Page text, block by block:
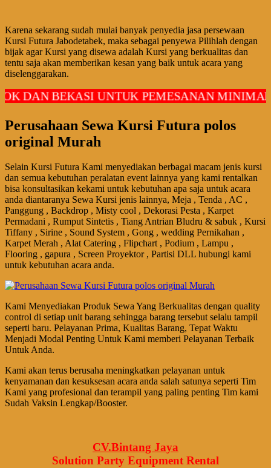
Karena sekarang sudah mulai banyak penyedia jasa persewaan
Kursi Futura Jabodetabek, maka sebagai penyewa Pilihlah dengan
bijak agar Kursi yang disewa adalah Kursi yang berkualitas dan
tentu saja akan memberikan kesan yang baik untuk acara yang
diselenggarakan.
UNTUK PEMESANAN MINIMAL
Perusahaan Sewa Kursi Futura polos
original Murah
Selain Kursi Futura Kami menyediakan berbagai macam jenis kursi
dan semua kebutuhan peralatan event lainnya yang kami rentalkan
bisa konsultasikan kekami untuk kebutuhan apa saja untuk acara
anda diantaranya Sewa Kursi jenis lainnya, Meja , Tenda , AC ,
Panggung , Backdrop , Misty cool , Dekorasi Pesta , Karpet
Permadani , Rumput Sintetis , Tiang Antrian Bludru & sabuk , Kursi
Tiffany , Sirine , Sound System , Gong , wedding Pernikahan ,
Karpet Merah , Alat Catering , Flipchart , Podium , Lampu ,
Flooring , gapura , Screen Proyektor , Partisi DLL hubungi kami
untuk kebutuhan acara anda.
Kami Menyediakan Produk Sewa Yang Berkualitas dengan quality
control di setiap unit barang sehingga barang tersebut selalu tampil
seperti baru. Pelayanan Prima, Kualitas Barang, Tepat Waktu
Menjadi Modal Penting Untuk Kami memberi Pelayanan Terbaik
Untuk Anda.
Kami akan terus berusaha meningkatkan pelayanan untuk
kenyamanan dan kesuksesan acara anda salah satunya seperti Tim
Kami yang profesional dan terampil yang paling penting Tim kami
Sudah Vaksin Lengkap/Booster.
CV.Bintang Jaya
Solution Party Equipment Rental